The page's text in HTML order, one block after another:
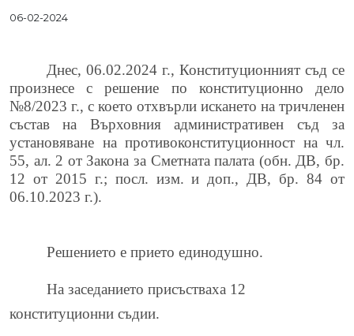
06-02-2024
Днес,06.02.2024 г., Конституционният съд се
произнесе с решение по конституционно дело
№8/2023 г., с което отхвърли искането на тричленен
състав на Върховния административен съд за
установяване на противоконституционност на чл.
55, ал. 2 от Закона за Сметната палата (обн. ДВ, бр.
12 от 2015 г.; посл. изм. и доп., ДВ, бр. 84 от
06.10.2023 г.).
Решението е прието единодушно.
На заседанието присъстваха 12
конституционни съдии.